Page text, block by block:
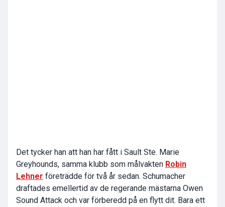
Det tycker han att han har fått i Sault Ste. Marie
Greyhounds, samma klubb som målvakten Robin
Lehner företrädde för två år sedan. Schumacher
draftades emellertid av de regerande mästarna Owen
Sound Attack och var förberedd på en flytt dit. Bara ett